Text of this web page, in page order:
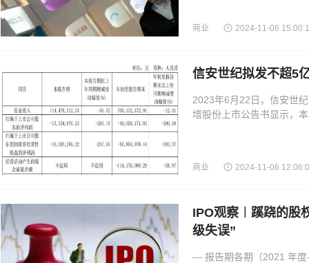
商业 2024-11-06
信安世纪拟发不超5
2023年6月22日，信安世
增股份上市公告书显示，
商业 2024-11-06
IPO观察︱蹊跷的股
级失误”
— 报告期各期（2021 年度